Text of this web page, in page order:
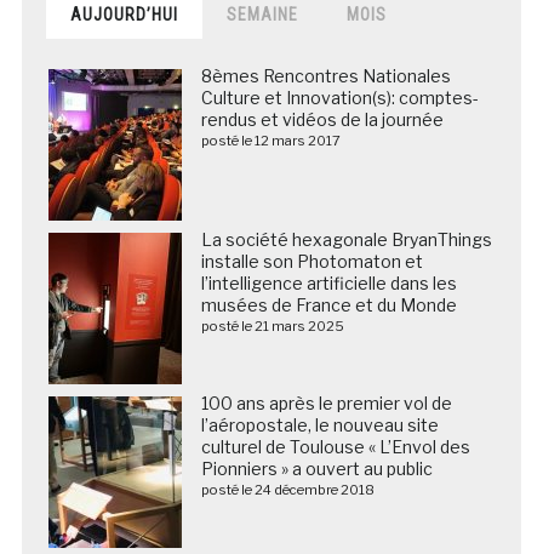
AUJOURD’HUI SEMAINE MOIS
8èmes Rencontres Nationales
Culture et Innovation(s): comptes-
rendus et vidéos de la journée
posté le 12 mars 2017
La société hexagonale BryanThings
installe son Photomaton et
l’intelligence artificielle dans les
musées de France et du Monde
posté le 21 mars 2025
100 ans après le premier vol de
l’aéropostale, le nouveau site
culturel de Toulouse « L’Envol des
Pionniers » a ouvert au public
posté le 24 décembre 2018